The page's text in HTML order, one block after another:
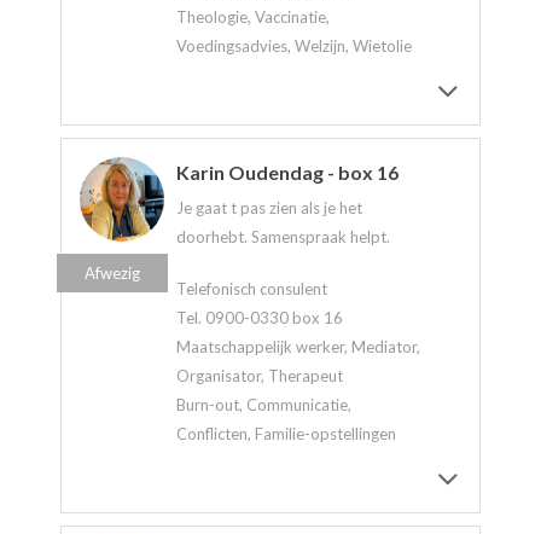
Theologie, Vaccinatie,
Voedingsadvies, Welzijn, Wietolie
Karin Oudendag - box 16
Je gaat t pas zien als je het
doorhebt. Samenspraak helpt.
Telefonisch consulent
Tel. 0900-0330 box 16
Maatschappelijk werker, Mediator,
Organisator, Therapeut
Burn-out, Communicatie,
Conflicten, Familie-opstellingen
Afwezig